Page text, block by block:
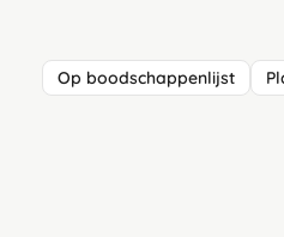
Op boodschappenlijst